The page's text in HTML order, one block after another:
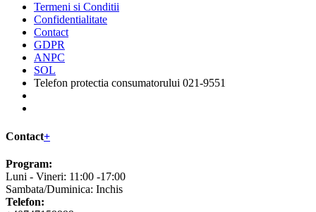
Informatii
Termeni si Conditii
Confidentialitate
Contact
GDPR
ANPC
SOL
Program:
Luni - Vineri: 11:00 -17:00
Sambata/Duminica: Inchis